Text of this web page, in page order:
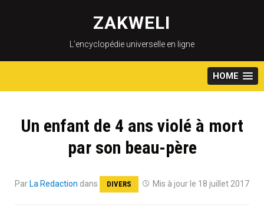
content
ZAKWELI
L’encyclopédie universelle en ligne
HOME
Un enfant de 4 ans violé à mort
par son beau-père
Par La Redaction dans DIVERS Mis à jour le 18 juillet 2017